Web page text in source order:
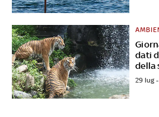
dati
della
29 lug